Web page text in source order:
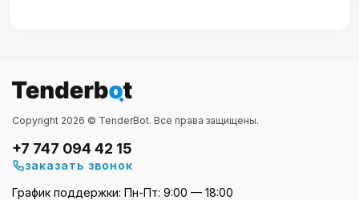
Copyright 2026 © TenderBot. Все права защищены.
+7 747 094 42 15
заказать звонок
График поддержки: Пн-Пт: 9:00 — 18:00